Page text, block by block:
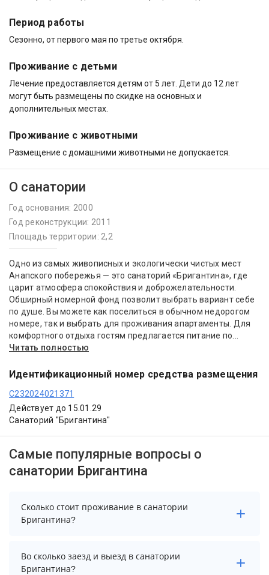
Период работы
Cезонно, от первого мая по третье октября.
Проживание с детьми
Лечение предоставляется детям от 5 лет. Дети до 12 лет
могут быть размещены по скидке на основных и
дополнительных местах.
Проживание с животными
Размещение с домашними животными не допускается.
О санатории
Год основания: 2000
Год реконструкции: 2011
Площадь территории: 2,2
Одно из самых живописных и экологически чистых мест
Анапского побережья — это санаторий «Бригантина», где
царит атмосфера спокойствия и доброжелательности.
Обширный номерной фонд позволит выбрать вариант себе
по душе. Вы можете как поселиться в обычном недорогом
номере, так и выбрать для проживания апартаменты. Для
комфортного отдыха гостям предлагается питание по...
Читать полностью
Идентификационный номер средства размещения
С232024021371
Действует до 15.01.29
Санаторий "Бригантина"
Самые популярные вопросы о
санатории Бригантина
Сколько стоит проживание в санатории
Бригантина?
Стоимость проживания в санатории Бригантина
начинается от 11300 рублей. Чтобы увидеть
Во сколько заезд и выезд в санатории
Бригантина?